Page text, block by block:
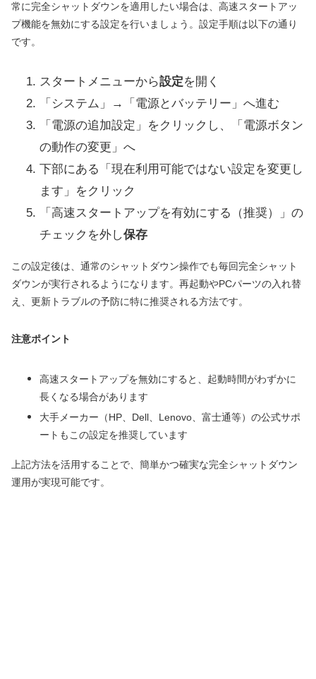
常に完全シャットダウンを適用したい場合は、高速スタートアッ
プ機能を無効にする設定を行いましょう。設定手順は以下の通り
です。
スタートメニューから設定を開く
「システム」→「電源とバッテリー」へ進む
「電源の追加設定」をクリックし、「電源ボタン
の動作の変更」へ
下部にある「現在利用可能ではない設定を変更し
ます」をクリック
「高速スタートアップを有効にする（推奨）」の
チェックを外し保存
この設定後は、通常のシャットダウン操作でも毎回完全シャット
ダウンが実行されるようになります。再起動やPCパーツの入れ替
え、更新トラブルの予防に特に推奨される方法です。
注意ポイント
高速スタートアップを無効にすると、起動時間がわずかに
長くなる場合があります
大手メーカー（HP、Dell、Lenovo、富士通等）の公式サポ
ートもこの設定を推奨しています
上記方法を活用することで、簡単かつ確実な完全シャットダウン
運用が実現可能です。